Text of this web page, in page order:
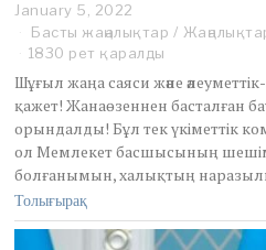
January 5, 2022
a
n
a
r
y
5
2
Басты жаңалықтар /
1830 рет қаралды
Шұғыл жаңа саяси және
қажет! Жанаөзеннен басталған
орындалды! Бұл тек үкіметтік
ол Мемлекет басшысының
болғанымын, халықтың
Толығырақ